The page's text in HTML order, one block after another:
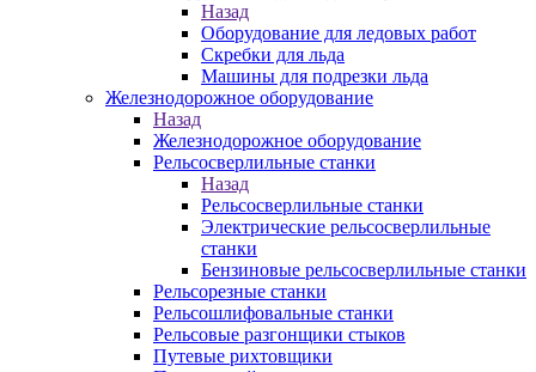
Назад
Оборудование для ледовых работ
Скребки для льда
Машины для подрезки льда
Железнодорожное оборудование
Назад
Железнодорожное оборудование
Рельсосверлильные станки
Назад
Рельсосверлильные станки
Электрические рельсосверлильные
станки
Бензиновые рельсосверлильные станки
Рельсорезные станки
Рельсошлифовальные станки
Рельсовые разгонщики стыков
Путевые рихтовщики